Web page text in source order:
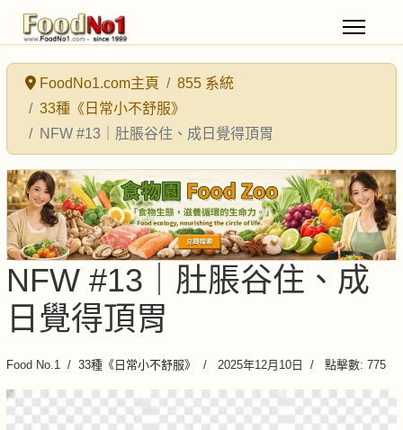
FoodNo1.com主頁
855 系統
33種《日常小不舒服》
NFW #13｜肚脹谷住、成日覺得頂胃
NFW #13｜肚脹谷住、成
日覺得頂胃
Food No.1 33種《日常小不舒服》 2025年12月10日 點擊數: 775